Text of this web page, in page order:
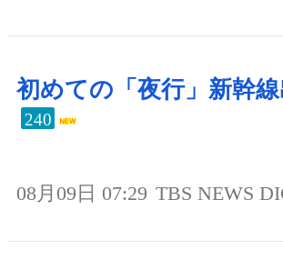
初めての「夜行」新幹
240
08月09日 07:29 TBS NEWS